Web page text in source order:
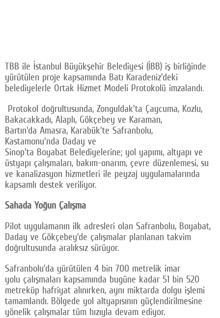
TBB ile İstanbul Büyükşehir Belediyesi (İBB) iş birliğinde
yürütülen proje kapsamında Batı Karadeniz'deki
belediyelerle Ortak Hizmet Modeli Protokolü imzalandı.
Protokol doğrultusunda, Zonguldak'ta Çaycuma, Kozlu,
Bakacakkadı, Alaplı, Gökçebey ve Karaman,
Bartın'da Amasra, Karabük'te Safranbolu,
Kastamonu'nda Daday ve
Sinop'ta Boyabat Belediyelerine; yol yapımı, altyapı ve
üstyapı çalışmaları, bakım-onarım, çevre düzenlemesi, su
ve kanalizasyon hizmetleri ile peyzaj uygulamalarında
kapsamlı destek veriliyor.
Sahada Yoğun Çalışma
Pilot uygulamanın ilk adresleri olan Safranbolu, Boyabat,
Daday ve Gökçebey'de çalışmalar planlanan takvim
doğrultusunda aralıksız sürüyor.
Safranbolu'da yürütülen 4 bin 700 metrelik imar
yolu çalışmaları kapsamında bugüne kadar 51 bin 520
metreküp hafriyat alınırken, aynı miktarda dolgu işlemi
tamamlandı. Bölgede yol altyapısının güçlendirilmesine
yönelik çalışmalar tüm hızıyla devam ediyor.